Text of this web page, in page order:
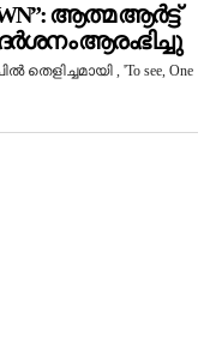
ആത്മ ആർട്ട്
ആരംഭിച്ചു
, 'To see, One